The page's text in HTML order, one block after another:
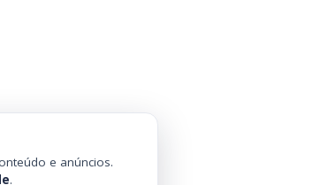
e anúncios.
.